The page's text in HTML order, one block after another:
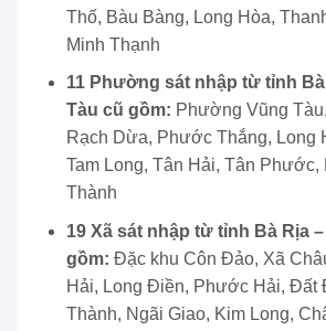
Thố, Bàu Bàng, Long Hòa,
Minh Thạnh
11 Phường sát nhập từ tỉnh
Tàu cũ gồm: Phường Vũng
Rạch Dừa, Phước Thắng, Long
Tam Long, Tân Hải, Tân Phước,
Thành
19 Xã sát nhập từ tỉnh Bà Rịa
gồm: Đặc khu Côn Đảo, Xã
Hải, Long Điền, Phước Hải, Đất
Thành, Ngãi Giao, Kim Long,